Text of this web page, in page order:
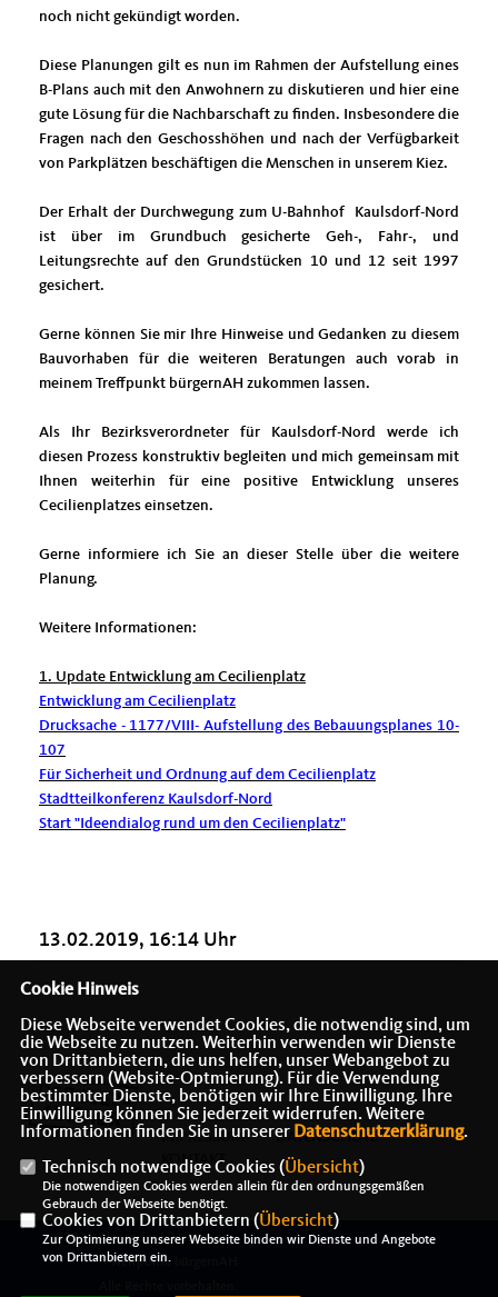
noch nicht gekündigt worden.
Diese Planungen gilt es nun im Rahmen der Aufstellung eines
B-Plans auch mit den Anwohnern zu diskutieren und hier eine
gute Lösung für die Nachbarschaft zu finden. Insbesondere die
Fragen nach den Geschosshöhen und nach der Verfügbarkeit
von Parkplätzen beschäftigen die Menschen in unserem Kiez.
Der Erhalt der Durchwegung zum U-Bahnhof Kaulsdorf-Nord
ist über im Grundbuch gesicherte Geh-, Fahr-, und
Leitungsrechte auf den Grundstücken 10 und 12 seit 1997
gesichert.
Gerne können Sie mir Ihre Hinweise und Gedanken zu diesem
Bauvorhaben für die weiteren Beratungen auch vorab in
meinem Treffpunkt bürgernAH zukommen lassen.
Als Ihr Bezirksverordneter für Kaulsdorf-Nord werde ich
diesen Prozess konstruktiv begleiten und mich gemeinsam mit
Ihnen weiterhin für eine positive Entwicklung unseres
Cecilienplatzes einsetzen.
Gerne informiere ich Sie an dieser Stelle über die weitere
Planung.
Weitere Informationen:
1. Update Entwicklung am Cecilienplatz
Entwicklung am Cecilienplatz
Drucksache - 1177/VIII- Aufstellung des Bebauungsplanes 10-
107
Für Sicherheit und Ordnung auf dem Cecilienplatz
Stadtteilkonferenz Kaulsdorf-Nord
Start "Ideendialog rund um den Cecilienplatz"
13.02.2019, 16:14 Uhr
IMPRESSUM
DATENSCHUTZ
KONTAKT
@2026 Alexander J. Herrmann -
Treffpunkt bürgernAH
Cookie Hinweis
Diese Webseite verwendet Cookies, die notwendig sind, um
die Webseite zu nutzen. Weiterhin verwenden wir Dienste
von Drittanbietern, die uns helfen, unser Webangebot zu
verbessern (Website-Optmierung). Für die Verwendung
bestimmter Dienste, benötigen wir Ihre Einwilligung. Ihre
Einwilligung können Sie jederzeit widerrufen. Weitere
Informationen finden Sie in unserer Datenschutzerklärung.
Technisch notwendige Cookies (Übersicht)
Die notwendigen Cookies werden allein für den ordnungsgemäßen
Gebrauch der Webseite benötigt.
Cookies von Drittanbietern (Übersicht)
Zur Optimierung unserer Webseite binden wir Dienste und Angebote
von Drittanbietern ein.